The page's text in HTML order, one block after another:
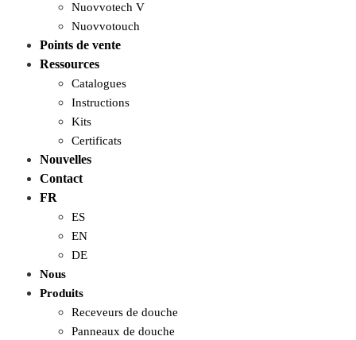
Nuovvotech V
Nuovvotouch
Points de vente
Ressources
Catalogues
Instructions
Kits
Certificats
Nouvelles
Contact
FR
ES
EN
DE
Nous
Produits
Receveurs de douche
Panneaux de douche